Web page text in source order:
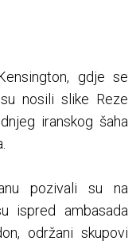
gdje se
nosili slike Reze
iranskog šaha
pozivali su na
ispred ambasada
održani skupovi